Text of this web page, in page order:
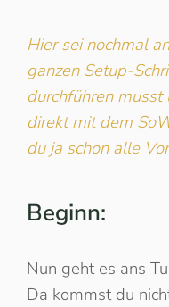
Hier sei nochmal
ganzen Setup-
durchführen
direkt mit dem
du ja schon alle
Beginn:
Nun geht es ans
Da kommst du